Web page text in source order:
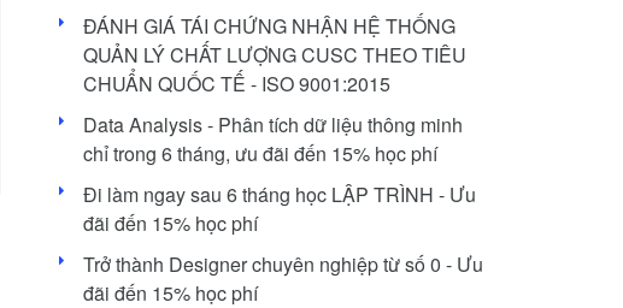
ĐÁNH GIÁ TÁI CHỨNG NHẬN HỆ THỐNG
QUẢN LÝ CHẤT LƯỢNG CUSC THEO TIÊU
CHUẨN QUỐC TẾ - ISO 9001:2015
Data Analysis - Phân tích dữ liệu thông minh
chỉ trong 6 tháng, ưu đãi đến 15% học phí
Đi làm ngay sau 6 tháng học LẬP TRÌNH - Ưu
đãi đến 15% học phí
Trở thành Designer chuyên nghiệp từ số 0 - Ưu
đãi đến 15% học phí